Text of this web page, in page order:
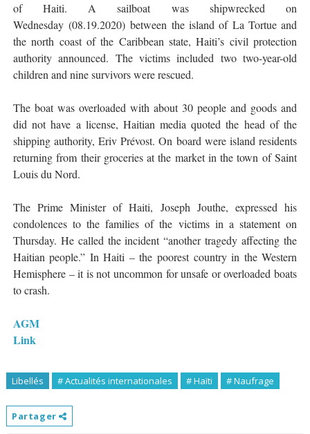
of Haiti. A sailboat was shipwrecked on
Wednesday(08.19.2020) between the island of La Tortue and
the north coast of the Caribbean state, Haiti’s civil protection
authority announced. The victims included two two-year-old
children and nine survivors were rescued.
The boat was overloaded with about 30 people and goods and
did not have a license, Haitian media quoted the head of the
shipping authority, Eriv Prévost. On board were island residents
returning from their groceries at the market in the town of Saint
Louis du Nord.
The Prime Minister of Haiti, Joseph Jouthe, expressed his
condolences to the families of the victims in a statement on
Thursday. He called the incident “another tragedy affecting the
Haitian people.” In Haiti – the poorest country in the Western
Hemisphere – it is not uncommon for unsafe or overloaded boats
to crash.
AGM
Link
Libellés # Actualités internationales # Haïti # Naufrage
Partager